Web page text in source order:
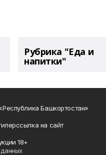
Рубрика "Еда и
напитки"
Башкортостан»
на сайт
18+